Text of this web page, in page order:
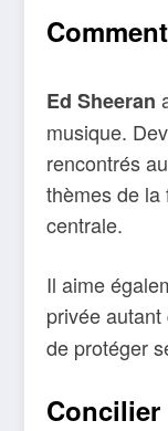
Ed Sheeran
musique.
rencontrés
thèmes de la
centrale.
Il aime
privée
de protéger
Concilier